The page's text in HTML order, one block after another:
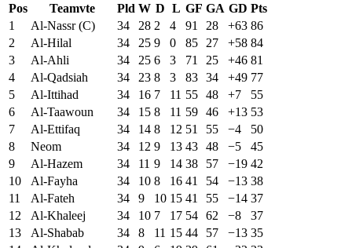
Pos
Teamvte Pld W D L GF GA GD Pts
1
Al-Nassr (C) 34 28 2 4 91 28 +63 86
2
Al-Hilal 34 25 9 0 85 27 +58 84
3
Al-Ahli 34 25 6 3 71 25 +46 81
4
Al-Qadsiah 34 23 8 3 83 34 +49 77
5
Al-Ittihad 34 16 7 11 55 48 +7
55
6
Al-Taawoun 34 15 8 11 59 46 +13 53
7
Al-Ettifaq 34 14 8 12 51 55 −4
50
8
Neom 34 12 9 13 43 48 −5
45
9
Al-Hazem 34 11 9 14 38 57 −19 42
10
Al-Fayha 34 10 8 16 41 54 −13 38
11
Al-Fateh 34 9 10 15 41 55 −14 37
12
Al-Khaleej 34 10 7 17 54 62 −8
37
13
Al-Shabab 34 8 11 15 44 57 −13 35